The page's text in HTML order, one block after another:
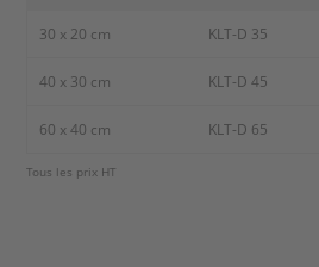
30 x 20 cm KLT-D 35
40 x 30 cm KLT-D 45
60 x 40 cm KLT-D 65
Tous les prix HT